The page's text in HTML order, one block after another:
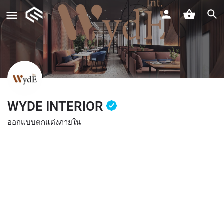
WYDE INTERIOR
ออกแบบตกแต่งภายใน